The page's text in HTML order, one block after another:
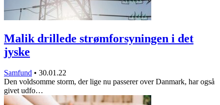
Malik drillede strømforsyningen i det
jyske
Samfund • 30.01.22
Den voldsomme storm, der lige nu passerer over Danmark, har også
givet udfo…